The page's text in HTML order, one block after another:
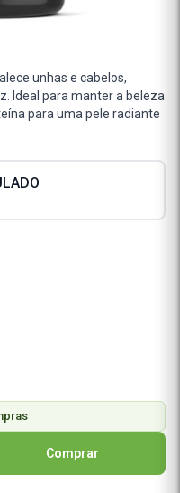
unhas e cabelos,
Ideal para manter a beleza
para uma pele radiante
Comprar